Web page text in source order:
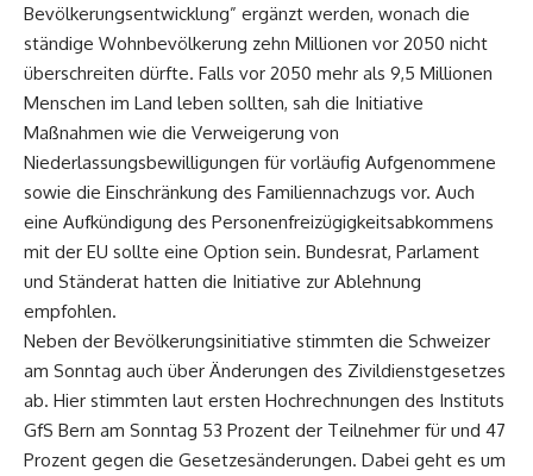
Bevölkerungsentwicklung” ergänzt werden, wonach die
ständige Wohnbevölkerung zehn Millionen vor 2050 nicht
überschreiten dürfte. Falls vor 2050 mehr als 9,5 Millionen
Menschen im Land leben sollten, sah die Initiative
Maßnahmen wie die Verweigerung von
Niederlassungsbewilligungen für vorläufig Aufgenommene
sowie die Einschränkung des Familiennachzugs vor. Auch
eine Aufkündigung des Personenfreizügigkeitsabkommens
mit der EU sollte eine Option sein. Bundesrat, Parlament
und Ständerat hatten die Initiative zur Ablehnung
empfohlen.
Neben der Bevölkerungsinitiative stimmten die Schweizer
am Sonntag auch über Änderungen des Zivildienstgesetzes
ab. Hier stimmten laut ersten Hochrechnungen des Instituts
GfS Bern am Sonntag 53 Prozent der Teilnehmer für und 47
Prozent gegen die Gesetzesänderungen. Dabei geht es um